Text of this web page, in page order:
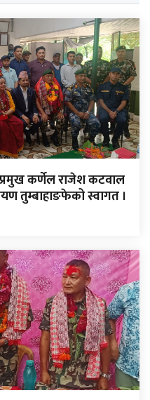
कर्णेल राजेश कटवाल
तुम्बाहाङफेको स्वागत ।